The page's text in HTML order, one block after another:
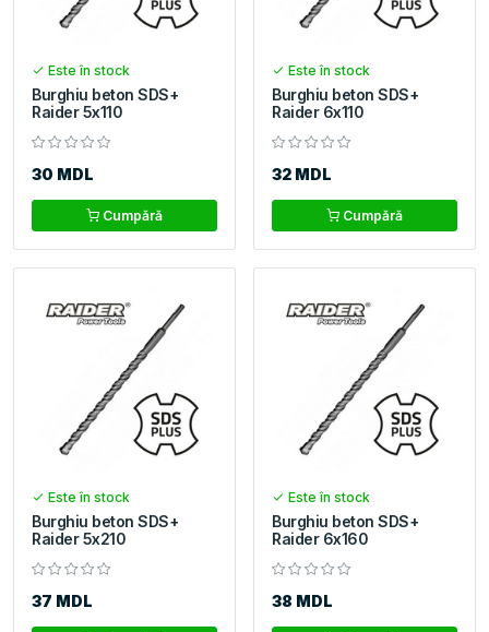
Este în stock
Burghiu beton SDS+
Raider 5x110
30 MDL
Cumpără
Este în stock
Burghiu beton SDS+
Raider 6x110
32 MDL
Cumpără
Este în stock
Burghiu beton SDS+
Raider 5x210
37 MDL
Este în stock
Burghiu beton SDS+
Raider 6x160
38 MDL